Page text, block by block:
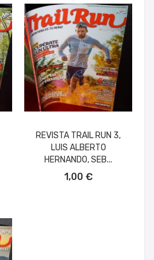
REVISTA TRAIL RUN 3,
LUIS ALBERTO
HERNANDO, SEB...
1,00 €